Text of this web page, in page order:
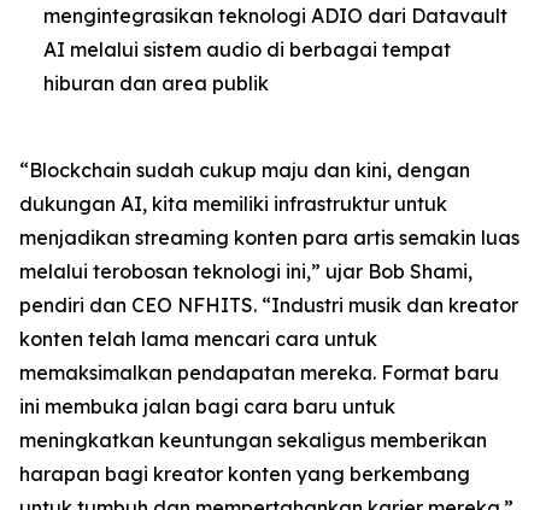
mengintegrasikan teknologi ADIO dari Datavault
AI melalui sistem audio di berbagai tempat
hiburan dan area publik
“Blockchain sudah cukup maju dan kini, dengan
dukungan AI, kita memiliki infrastruktur untuk
menjadikan streaming konten para artis semakin luas
melalui terobosan teknologi ini,” ujar Bob Shami,
pendiri dan CEO NFHITS. “Industri musik dan kreator
konten telah lama mencari cara untuk
memaksimalkan pendapatan mereka. Format baru
ini membuka jalan bagi cara baru untuk
meningkatkan keuntungan sekaligus memberikan
harapan bagi kreator konten yang berkembang